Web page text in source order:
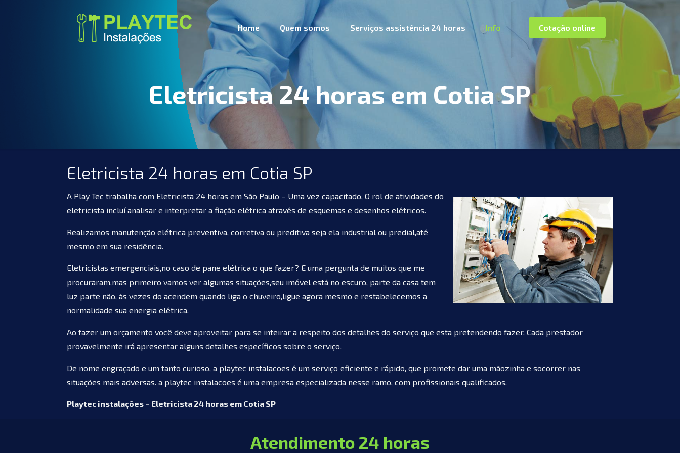
Home Quem somos Serviços assistência 24 horas Info Cotação online
Eletricista 24 horas em Cotia SP
Eletricista 24 horas em Cotia SP
A Play Tec trabalha com Eletricista 24 horas em São Paulo – Uma vez capacitado, O rol de atividades do
eletricista incluí analisar e interpretar a fiação elétrica através de esquemas e desenhos elétricos.
Realizamos manutenção elétrica preventiva, corretiva ou preditiva seja ela industrial ou predial,até
mesmo em sua residência.
Eletricistas emergenciais,no caso de pane elétrica o que fazer? E uma pergunta de muitos que me
procuraram,mas primeiro vamos ver algumas situações,seu imóvel está no escuro, parte da casa tem
luz parte não, às vezes do acendem quando liga o chuveiro,ligue agora mesmo e restabelecemos a
normalidade sua energia elétrica.
Ao fazer um orçamento você deve aproveitar para se inteirar a respeito dos detalhes do serviço que esta pretendendo fazer. Cada prestador
provavelmente irá apresentar alguns detalhes específicos sobre o serviço.
De nome engraçado e um tanto curioso, a playtec instalacoes é um serviço eficiente e rápido, que promete dar uma mãozinha e socorrer nas
situações mais adversas. a playtec instalacoes é uma empresa especializada nesse ramo, com profissionais qualificados.
Playtec instalações – Eletricista 24 horas em Cotia SP
Atendimento 24 horas